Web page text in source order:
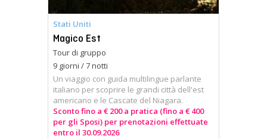
Stati Uniti
Magico Est
Tour di gruppo
9 giorni / 7 notti
Un viaggio con guida multilingue parlante
italiano per scoprire le grandi città dell'est
americano e le Cascate del Niagara.
Sconto fino a € 200 a pratica (fino a € 400
per gli Sposi) per prenotazioni effettuate
entro il 30.09.2026